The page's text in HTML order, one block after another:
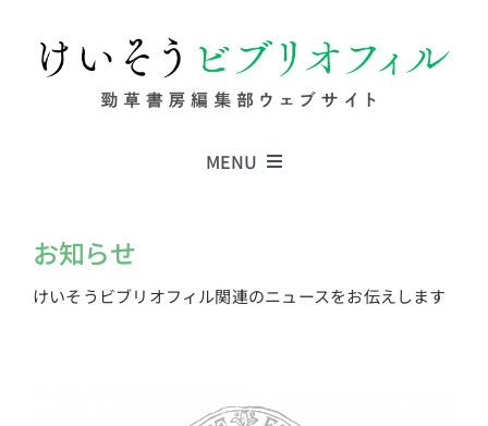
content
MENU
Columns
お知らせ
けいそうビブリオフィル関連のニュースをお伝えします